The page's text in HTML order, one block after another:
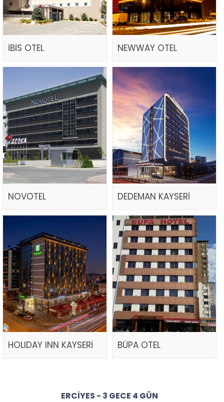
İBİS OTEL NEWWAY OTEL
NOVOTEL DEDEMAN KAYSERİ
HOLIDAY INN KAYSERİ BÜPA OTEL
ERCIYES - 3 GECE 4 GÜN